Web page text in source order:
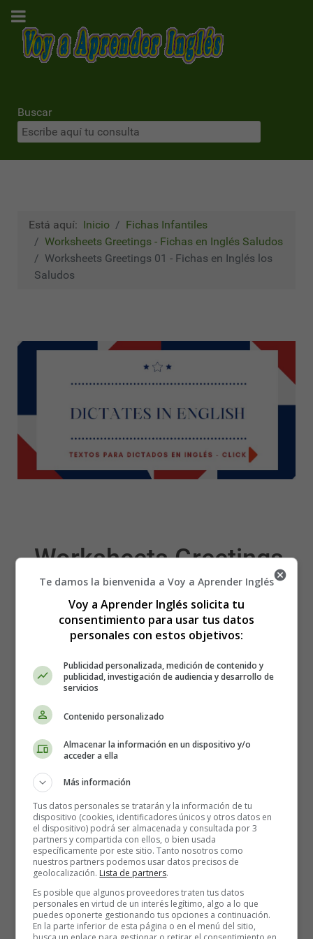
Buscar
Está aquí: Inicio
Fichas Infantiles
Worksheets Greetings - Fichas en Inglés Saludos
Worksheets Greetings 01 - Fichas en Inglés los
Saludos
Worksheets Greetings
01 - Fichas en Inglés
los Saludos
Recursos Educativos en
Te damos la bienvenida a Voy a Aprender Inglés
Voy a Aprender Inglés solicita tu
consentimiento para usar tus datos
personales con estos objetivos:
Publicidad personalizada, medición de contenido y
publicidad, investigación de audiencia y desarrollo de
servicios
Contenido personalizado
Almacenar la información en un dispositivo y/o
acceder a ella
Más información
Tus datos personales se tratarán y la información de tu
dispositivo (cookies, identificadores únicos y otros datos en
el dispositivo) podrá ser almacenada y consultada por 3
partners y compartida con ellos, o bien usada
específicamente por este sitio. Tanto nosotros como
nuestros partners podemos usar datos precisos de
geolocalización. Lista de partners.
Es posible que algunos proveedores traten tus datos
personales en virtud de un interés legítimo, algo a lo que
puedes oponerte gestionando tus opciones a continuación.
En la parte inferior de esta página o en el menú del sitio,